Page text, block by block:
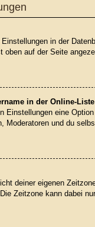
in der
oben auf der Seite
in der Online-
eine
Moderatoren und du
deiner eigenen
Zeitzone kann dabei